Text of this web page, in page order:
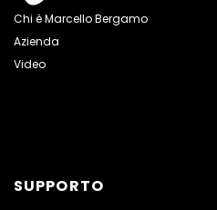
Chi è Marcello Bergamo
Azienda
Video
SUPPORTO